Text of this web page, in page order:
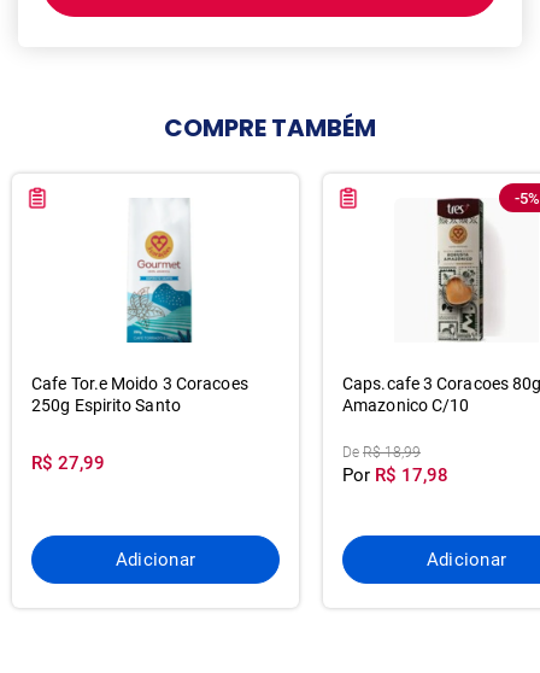
COMPRETAMBÉM
Cafe Tor.e Moido 3 Coracoes
250g Espirito Santo
R$ 27,99
Adicionar
-5%
Caps.cafe 3 Coracoes
Amazonico C/10
De R$ 18,99
Por R$ 17,98
Adicionar